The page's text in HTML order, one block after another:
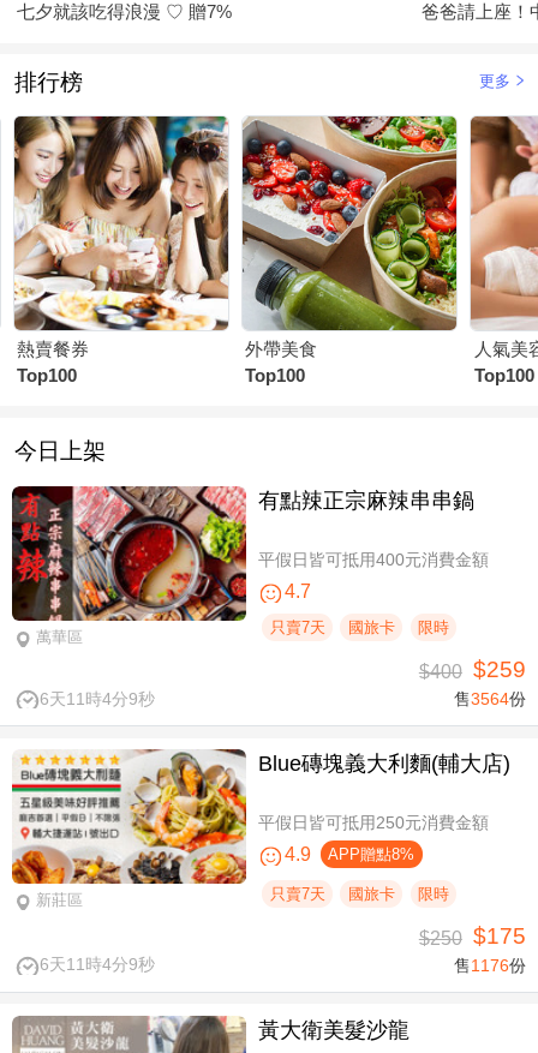
七夕就該吃得浪漫 ♡ 贈7% 爸爸請上座！
排行榜 更多
熱賣餐券
Top100
外帶美食
Top100
人氣美
Top100
今日上架
萬華區
有點辣正宗麻辣串串鍋
平假日皆可抵用400元消費金額
4.7
只賣7天 國旅卡 限時
6天11時4分8秒
$400 $259
售3564份
新莊區
Blue磚塊義大利麵(輔大店)
平假日皆可抵用250元消費金額
4.9 APP贈點8%
只賣7天 國旅卡 限時
6天11時4分8秒
$250 $175
售1176份
黃大衛美髮沙龍